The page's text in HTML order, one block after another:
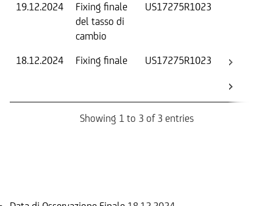
19.12.2024
Fixing finale
del tasso di
cambio
US17275R1023
18.12.2024 Fixing finale US17275R1023
Showing 1 to 3 of 3 entries